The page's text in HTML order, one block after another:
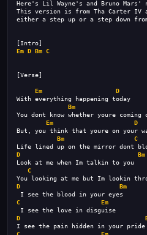
Here's Lil Wayne's and Bruno Mars'
This version is from Tha Carter IV
either a step up or a step down
[Intro]
Em D Bm C
[Verse]
Em
D
With everything happening today
Bm
You dont know whether youre coming
Em
D
But, you think that youre on your
Bm
C
Life lined up on the mirror dont
D
Bm
Look at me when Im talkin to you
C
You looking at me but Im lookin
D
Bm
I see the blood in your eyes
C
Em
I see the love in disguise
D
I see the pain hidden in your pride